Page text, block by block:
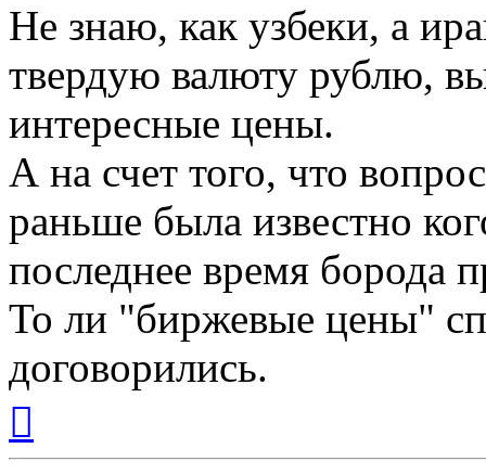
Не знаю, как узбеки, а
твердую валюту рублю,
интересные цены.
А на счет того, что
раньше была известно
последнее время борода
То ли "биржевые цены"
договорились.
началу